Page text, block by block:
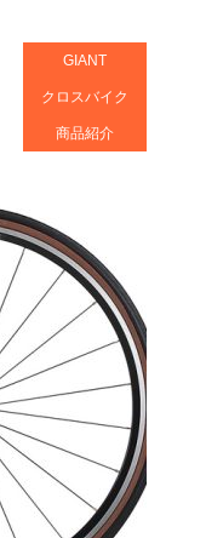
GIANT
クロスバイク
商品紹介